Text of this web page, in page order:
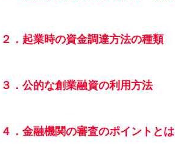
２． 起業時の資金調達方法の種類
３．公的な創業融資の利用方法
４．金融機関の審査のポイントとは